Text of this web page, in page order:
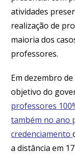
atividades
realização de
maioria dos
professores.
Em dezembro
objetivo do
professores
também no ano
credenciamento
a distância em